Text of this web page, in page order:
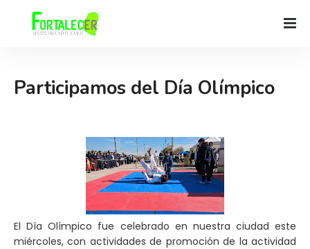
Participamos del Día Olímpico
El Día Olímpico fue celebrado en nuestra ciudad este
miércoles, con actividades de promoción de la actividad